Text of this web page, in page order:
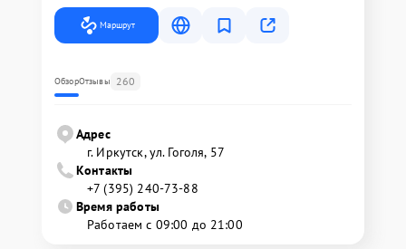
Маршрут
ОбзорОтзывы 260
Адрес
г. Иркутск, ул. ​Гоголя, 57
Контакты
+7 (395) 240-73-88
Время работы
Работаем с 09:00 до 21:00